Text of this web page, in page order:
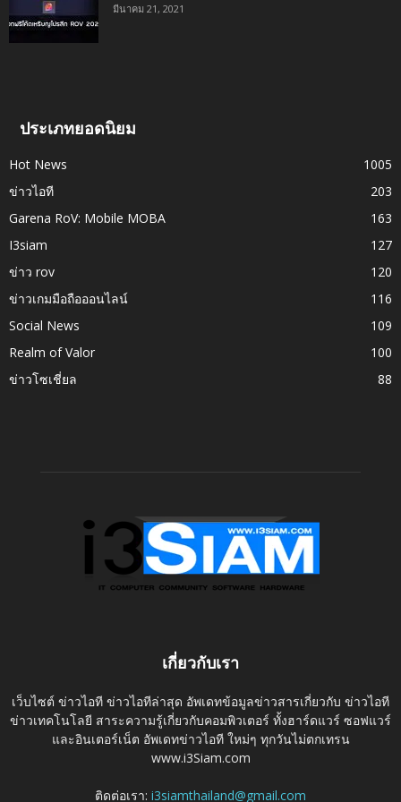
มีนาคม 21, 2021
ประเภทยอดนิยม
Hot News
1005
ข่าวไอที
203
Garena RoV: Mobile MOBA
163
I3siam
127
ข่าว rov
120
ข่าวเกมมือถือออนไลน์
116
Social News
109
Realm of Valor
100
ข่าวโซเชี่ยล
88
เกี่ยวกับเรา
เว็บไซต์ ข่าวไอที ข่าวไอทีล่าสุด อัพเดทข้อมูลข่าวสารเกี่ยวกับ ข่าวไอที
ข่าวเทคโนโลยี สาระความรู้เกี่ยวกับคอมพิวเตอร์ ทั้งฮาร์ดแวร์ ซอฟแวร์
และอินเตอร์เน็ต อัพเดทข่าวไอที ใหม่ๆ ทุกวันไม่ตกเทรน
www.i3Siam.com
ติดต่อเรา: i3siamthailand@gmail.com